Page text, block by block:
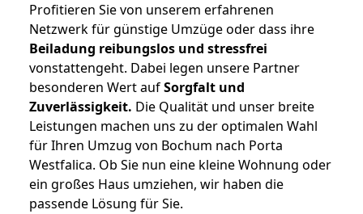
Profitieren Sie von unserem erfahrenen
Netzwerk für günstige Umzüge oder dass ihre
Beiladung reibungslos und stressfrei
vonstattengeht. Dabei legen unsere Partner
besonderen Wert aufSorgfalt und
Zuverlässigkeit. Die Qualität und unser breite
Leistungen machen uns zu der optimalen Wahl
für Ihren Umzug von Bochum nach Porta
Westfalica. Ob Sie nun eine kleine Wohnung oder
ein großes Haus umziehen, wir haben die
passende Lösung für Sie.